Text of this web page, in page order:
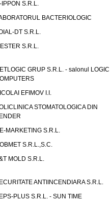
IPPON S.R.L.
BACTERIOLOGIC
DT S.R.L.
S.R.L.
GRUP S.R.L. - salonul LOGIC
EFIMOV I.I.
STOMATOLOGICA DIN
MARKETING S.R.L.
S.R.L.,S.C.
MOLD S.R.L.
ANTIINCENDIARA S.R.L.
PLUS S.R.L. - SUN TIME